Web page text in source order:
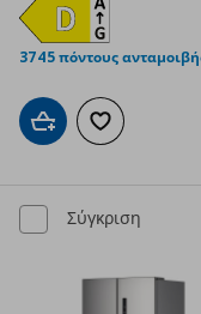
3745 πόντους
Προσθήκη στο καλάθι
Προσθήκη
Σύγκριση